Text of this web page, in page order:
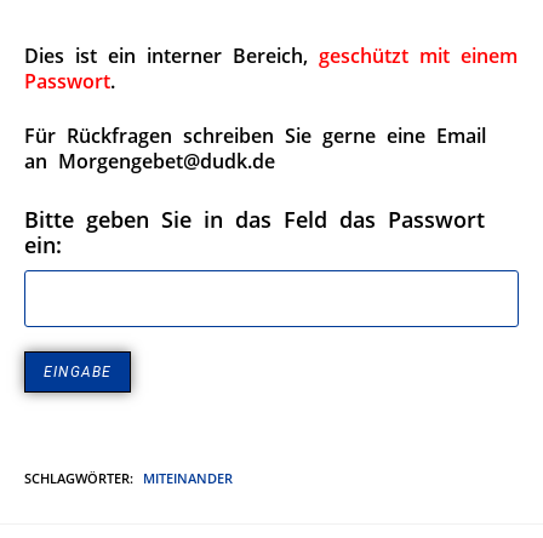
Dies ist ein interner Bereich, geschützt mit einem
Passwort.
Für Rückfragen schreiben Sie gerne eine Email
an Morgengebet@dudk.de
Bitte geben Sie in das Feld das Passwort
ein:
SCHLAGWÖRTER: MITEINANDER